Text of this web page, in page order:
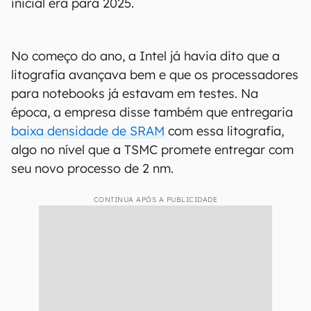
No começo do ano, a Intel já havia dito que a
litografia avançava bem e que os processadores
para notebooks já estavam em testes. Na
época, a empresa disse também que entregaria
baixa densidade de SRAM com essa litografia,
algo no nível que a TSMC promete entregar com
seu novo processo de 2 nm.
CONTINUA APÓS A PUBLICIDADE